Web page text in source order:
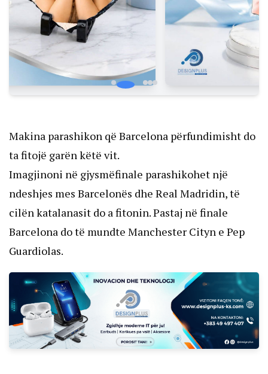
Makina parashikon që Barcelona përfundimisht do
ta fitojë garën këtë vit.
Imagjinoni në gjysmëfinale parashikohet një
ndeshjes mes Barcelonës dhe Real Madridin, të
cilën katalanasit do a fitonin. Pastaj në finale
Barcelona do të mundte Manchester Cityn e Pep
Guardiolas.